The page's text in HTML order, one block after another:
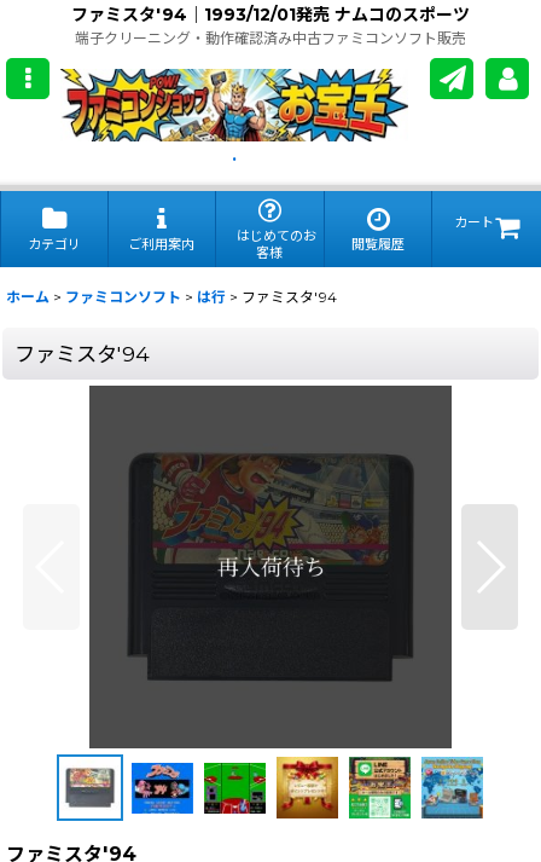
ファミスタ'94｜1993/12/01発売 ナムコのスポーツ
端子クリーニング・動作確認済み中古ファミコンソフト販売
.
カテゴリ ご利用案内
はじめてのお
客様
閲覧履歴
カート
ホーム > ファミコンソフト > は行 > ファミスタ'94
ファミスタ'94
ファミスタ'94